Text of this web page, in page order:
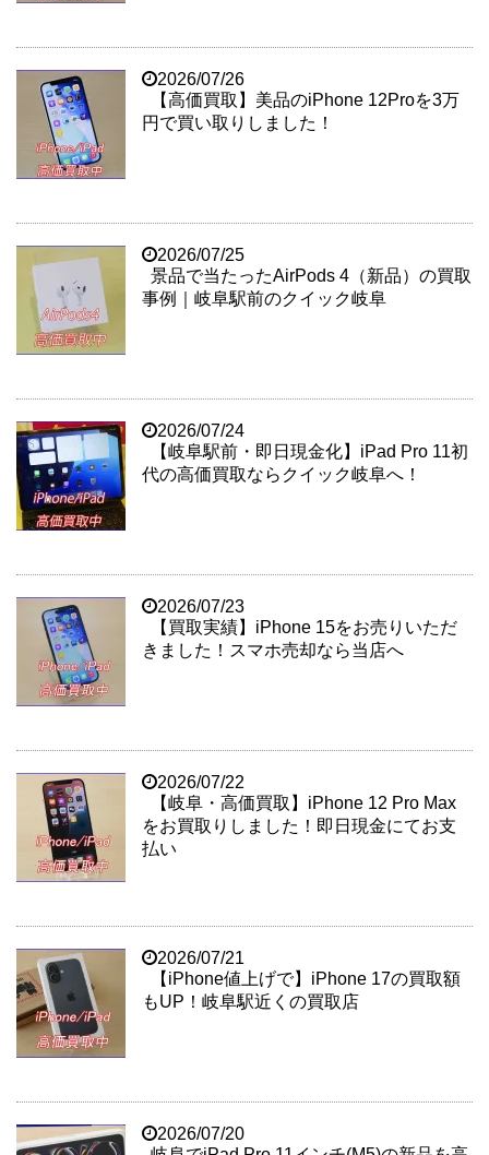
2026/07/26
【高価買取】美品のiPhone 12Proを3万
円で買い取りしました！
2026/07/25
景品で当たったAirPods 4（新品）の買取
事例｜岐阜駅前のクイック岐阜
2026/07/24
【岐阜駅前・即日現金化】iPad Pro 11初
代の高価買取ならクイック岐阜へ！
2026/07/23
【買取実績】iPhone 15をお売りいただ
きました！スマホ売却なら当店へ
2026/07/22
【岐阜・高価買取】iPhone 12 Pro Max
をお買取りしました！即日現金にてお支
払い
2026/07/21
【iPhone値上げで】iPhone 17の買取額
もUP！岐阜駅近くの買取店
2026/07/20